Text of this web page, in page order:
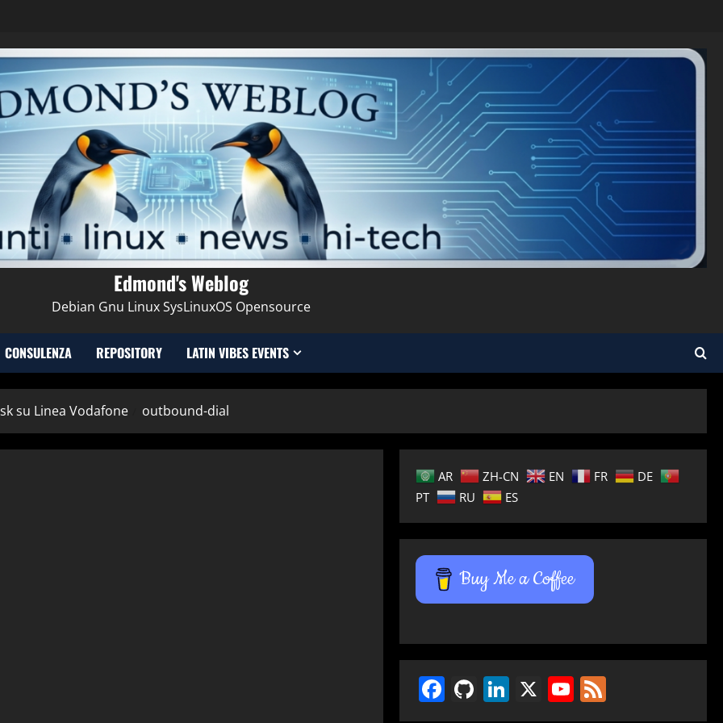
Edmond's Weblog
Debian Gnu Linux SysLinuxOS Opensource
CONSULENZA REPOSITORY LATIN VIBES EVENTS
su Linea Vodafone outbound-dial
AR ZH-CN EN FR
DE
PT
RU ES
Buy Me a Coffee
Facebook
GitHub
LinkedIn
X YouTube
Feed